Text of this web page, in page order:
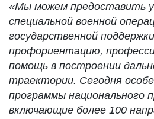
«Мы можем предоставить
специальной военной
государственной
профориентацию,
помощь в построении
траектории. Сегодня
программы национального
включающие более 100